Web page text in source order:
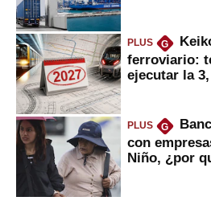
PLUS G
ferroviario:
ejecutar la
PLUS G
con
Niño, ¿por